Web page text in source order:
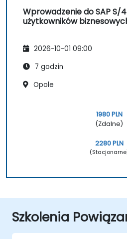
Wprowadzenie do SAP S/
użytkowników
2026-10-01 09:00
7 godzin
Opole
1980 PLN
(Zdalne)
2280 PLN
Szkolenia